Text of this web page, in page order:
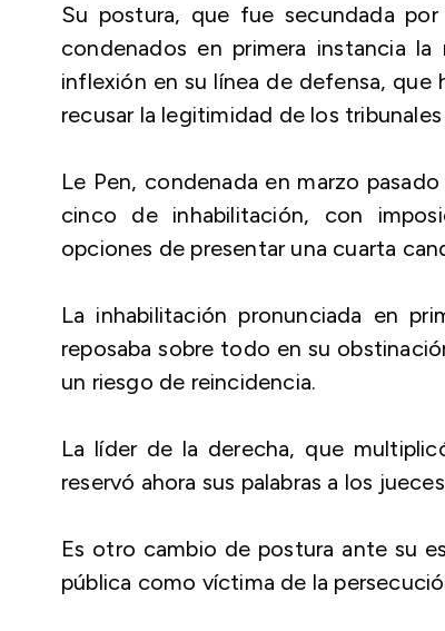
Su postura, que fue secundada
condenados en primera instancia
inflexión en su línea de defensa, que
recusar la legitimidad de los
Le Pen, condenada en marzo
cinco de inhabilitación, con
opciones de presentar una cuarta
La inhabilitación pronunciada en
reposaba sobre todo en su
un riesgo de reincidencia.
La líder de la derecha, que
reservó ahora sus palabras a los
Es otro cambio de postura ante su
pública como víctima de la